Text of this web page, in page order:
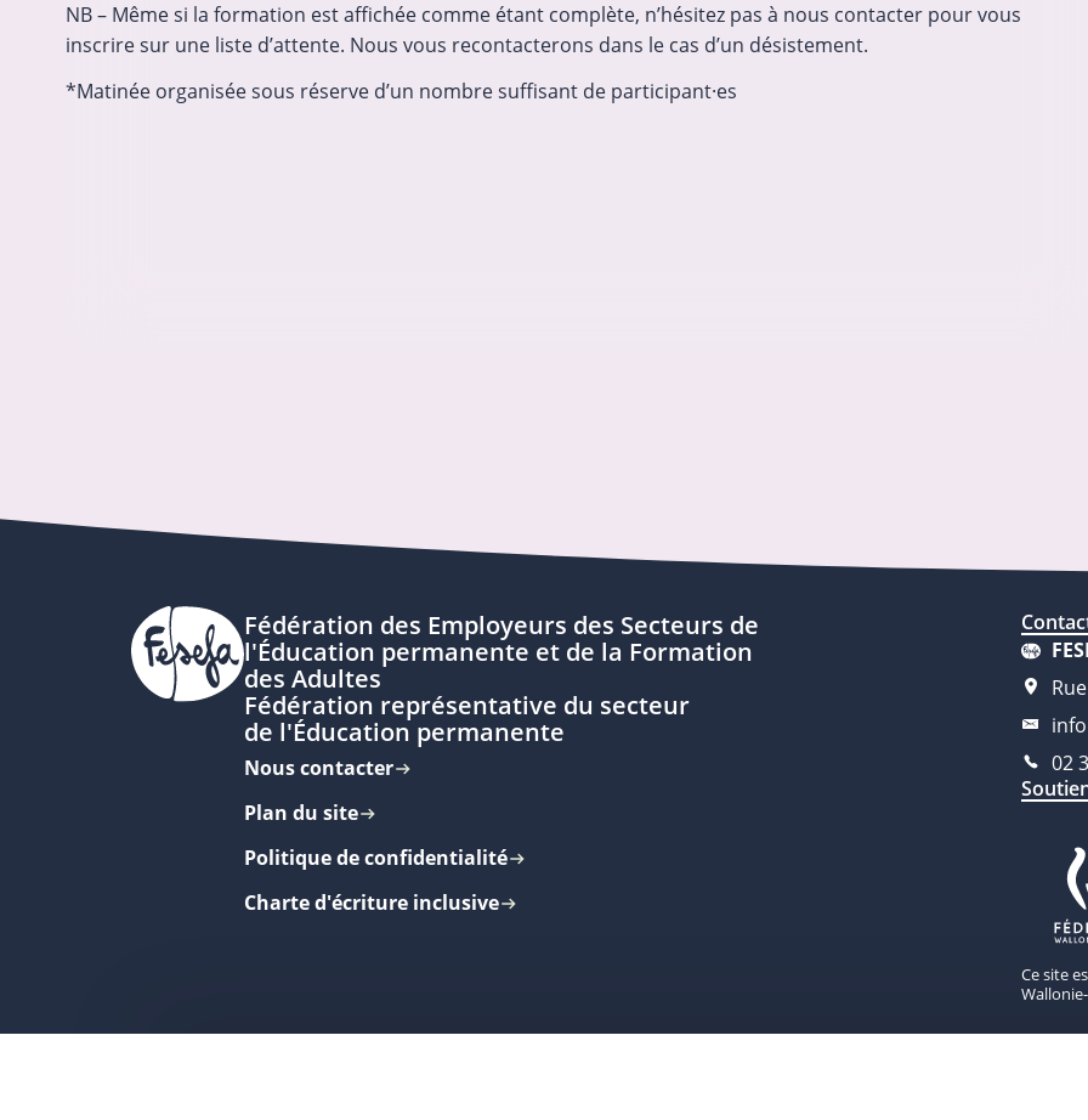
NB – Même si la formation est affichée comme étant complète, n’hésitez pas à nous contacter pour vous
inscrire sur une liste d’attente. Nous vous recontacterons dans le cas d’un désistement.
*Matinée organisée sous réserve d’un nombre suffisant de participant·es
Fédération des Employeurs des Secteurs de
l'Éducation permanente et de la Formation
des Adultes
Fédération représentative du secteur
de l'Éducation permanente
Nous contacter
Plan du site
Politique de confidentialité
Charte d'écriture inclusive
02
Ce site